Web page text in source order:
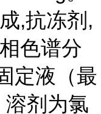
,抗冻剂,
色谱分
定液（最
剂为氯